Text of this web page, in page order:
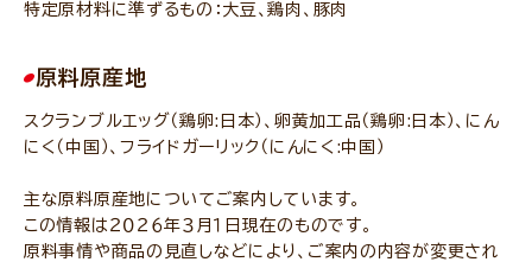
特定原材料に準ずるもの：大豆、鶏肉、豚肉
原料原産地
スクランブルエッグ（鶏卵:日本）、卵黄加工品（鶏卵:日本）、にん
にく（中国）、フライドガーリック（にんにく:中国）
主な原料原産地についてご案内しています。
この情報は２０２６年３月１日現在のものです。
原料事情や商品の見直しなどにより、ご案内の内容が変更され